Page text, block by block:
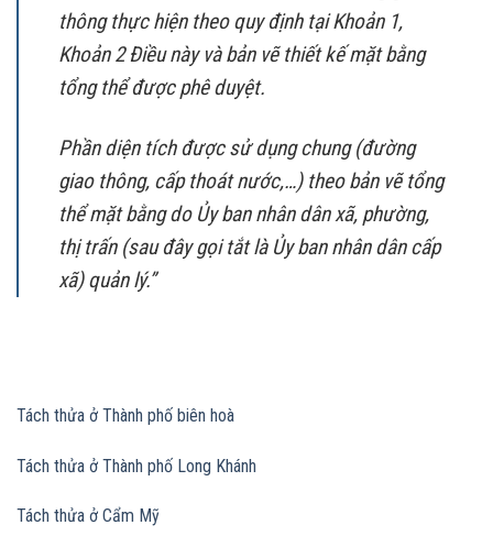
thông thực hiện theo quy định tại Khoản 1,
Khoản 2 Điều này và bản vẽ thiết kế mặt bằng
tổng thể được phê duyệt.
Phần diện tích được sử dụng chung (đường
giao thông, cấp thoát nước,…) theo bản vẽ tổng
thể mặt bằng do Ủy ban nhân dân xã, phường,
thị trấn (sau đây gọi tắt là Ủy ban nhân dân cấp
xã) quản lý.”
Tách thửa ở Thành phố biên hoà
Tách thửa ở Thành phố Long Khánh
Tách thửa ở Cẩm Mỹ